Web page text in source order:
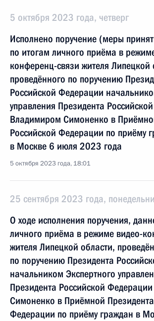
5 октября 2023 года, четверг
Исполнено поручение (меры
по итогам личного приёма в
конференц-связи жителя Липецкой
проведённого по поручению
Российской Федерации
управления Президента
Владимиром Симоненко в
Российской Федерации по приёму
в Москве 6 июля 2023 года
5 октября 2023 года, 18:01
25 сентября 2023 года,
О ходе исполнения поручения,
личного приёма в режиме видео-
жителя Липецкой области,
по поручению Президента
начальником Экспертного
Президента Российской
Симоненко в Приёмной
Федерации по приёму граждан в